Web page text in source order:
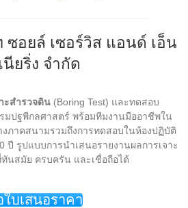
ซอยล์ เซอร์วิส แอนด์ เอ็น
นียริ่ง จำกัด
ะสำรวจดิน (Boring Test) และทดสอบ
ปฐพีกลศาสตร์ พร้อมทีมงานมืออาชีพใน
งภาคสนามรวมถึงการทดสอบในห้องปฏิบัติ
ปี รูปแบบการนำเสนอรายงานผลการเจาะ
นสมัย ครบครัน และเชื่อถือได้
บเสนอราคา